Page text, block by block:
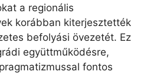
a regionális
korábban kiterjesztették
befolyási övezetét. Ez
együttműködésre,
fontos